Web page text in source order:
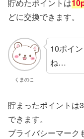
貯めたポイントは
どに交換できます。
くまのこ
10ポイ
ね…
貯まったポイントは
できます。
プライバシーマーク